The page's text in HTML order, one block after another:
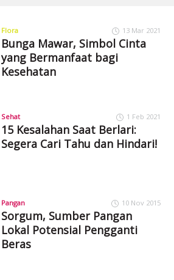
Flora 13 Mar 2021
Bunga Mawar, Simbol Cinta
yang Bermanfaat bagi
Kesehatan
Sehat 1 Feb 2021
15 Kesalahan Saat Berlari:
Segera Cari Tahu dan Hindari!
Pangan 10 Nov 2015
Sorgum, Sumber Pangan
Lokal Potensial Pengganti
Beras